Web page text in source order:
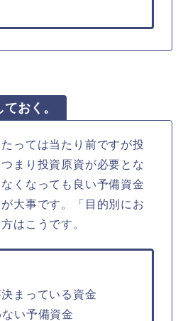
おく。
っては当たり前ですが投
まり投資原資が必要とな
くなっても良い予備資金
大事です。「目的別にお
はこうです。
まっている資金
い予備資金